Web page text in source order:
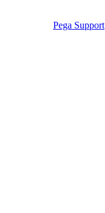
Pega Support